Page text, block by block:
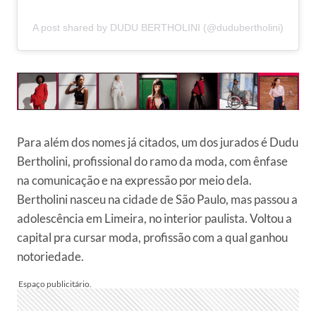
A post shared by DUDU BERTHOLINI (@dudubertholini)
Para além dos nomes já citados, um dos jurados é Dudu
Bertholini, profissional do ramo da moda, com ênfase
na comunicação e na expressão por meio dela.
Bertholini nasceu na cidade de São Paulo, mas passou a
adolescência em Limeira, no interior paulista. Voltou a
capital pra cursar moda, profissão com a qual ganhou
notoriedade.